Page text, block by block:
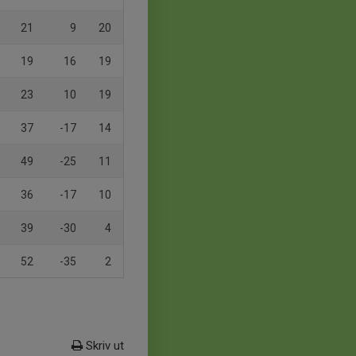
21 9 20
19 16 19
23 10 19
37 -17 14
49 -25 11
36 -17 10
39 -30 4
52 -35 2
Skriv ut